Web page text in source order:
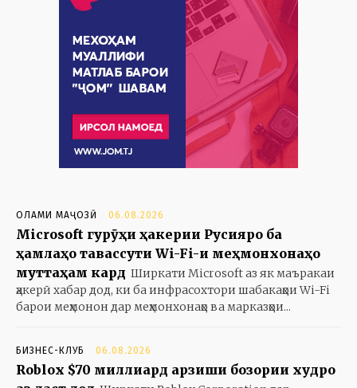
ОЛАМИ МАҶОЗӢ 06.08.2026
Microsoft гурӯҳи ҳакерии Русияро ба
ҳамлаҳо тавассути Wi-Fi-и меҳмонхонаҳо
муттаҳам кард Ширкати Microsoft аз як маъракаи
ҳакерӣ хабар дод, ки ба инфрасохтори шабакаҳои Wi-Fi
барои меҳмонон дар меҳмонхонаҳо ва марказҳои...
БИЗНЕС-КЛУБ 06.08.2026
Roblox $70 миллиард арзиши бозории худро